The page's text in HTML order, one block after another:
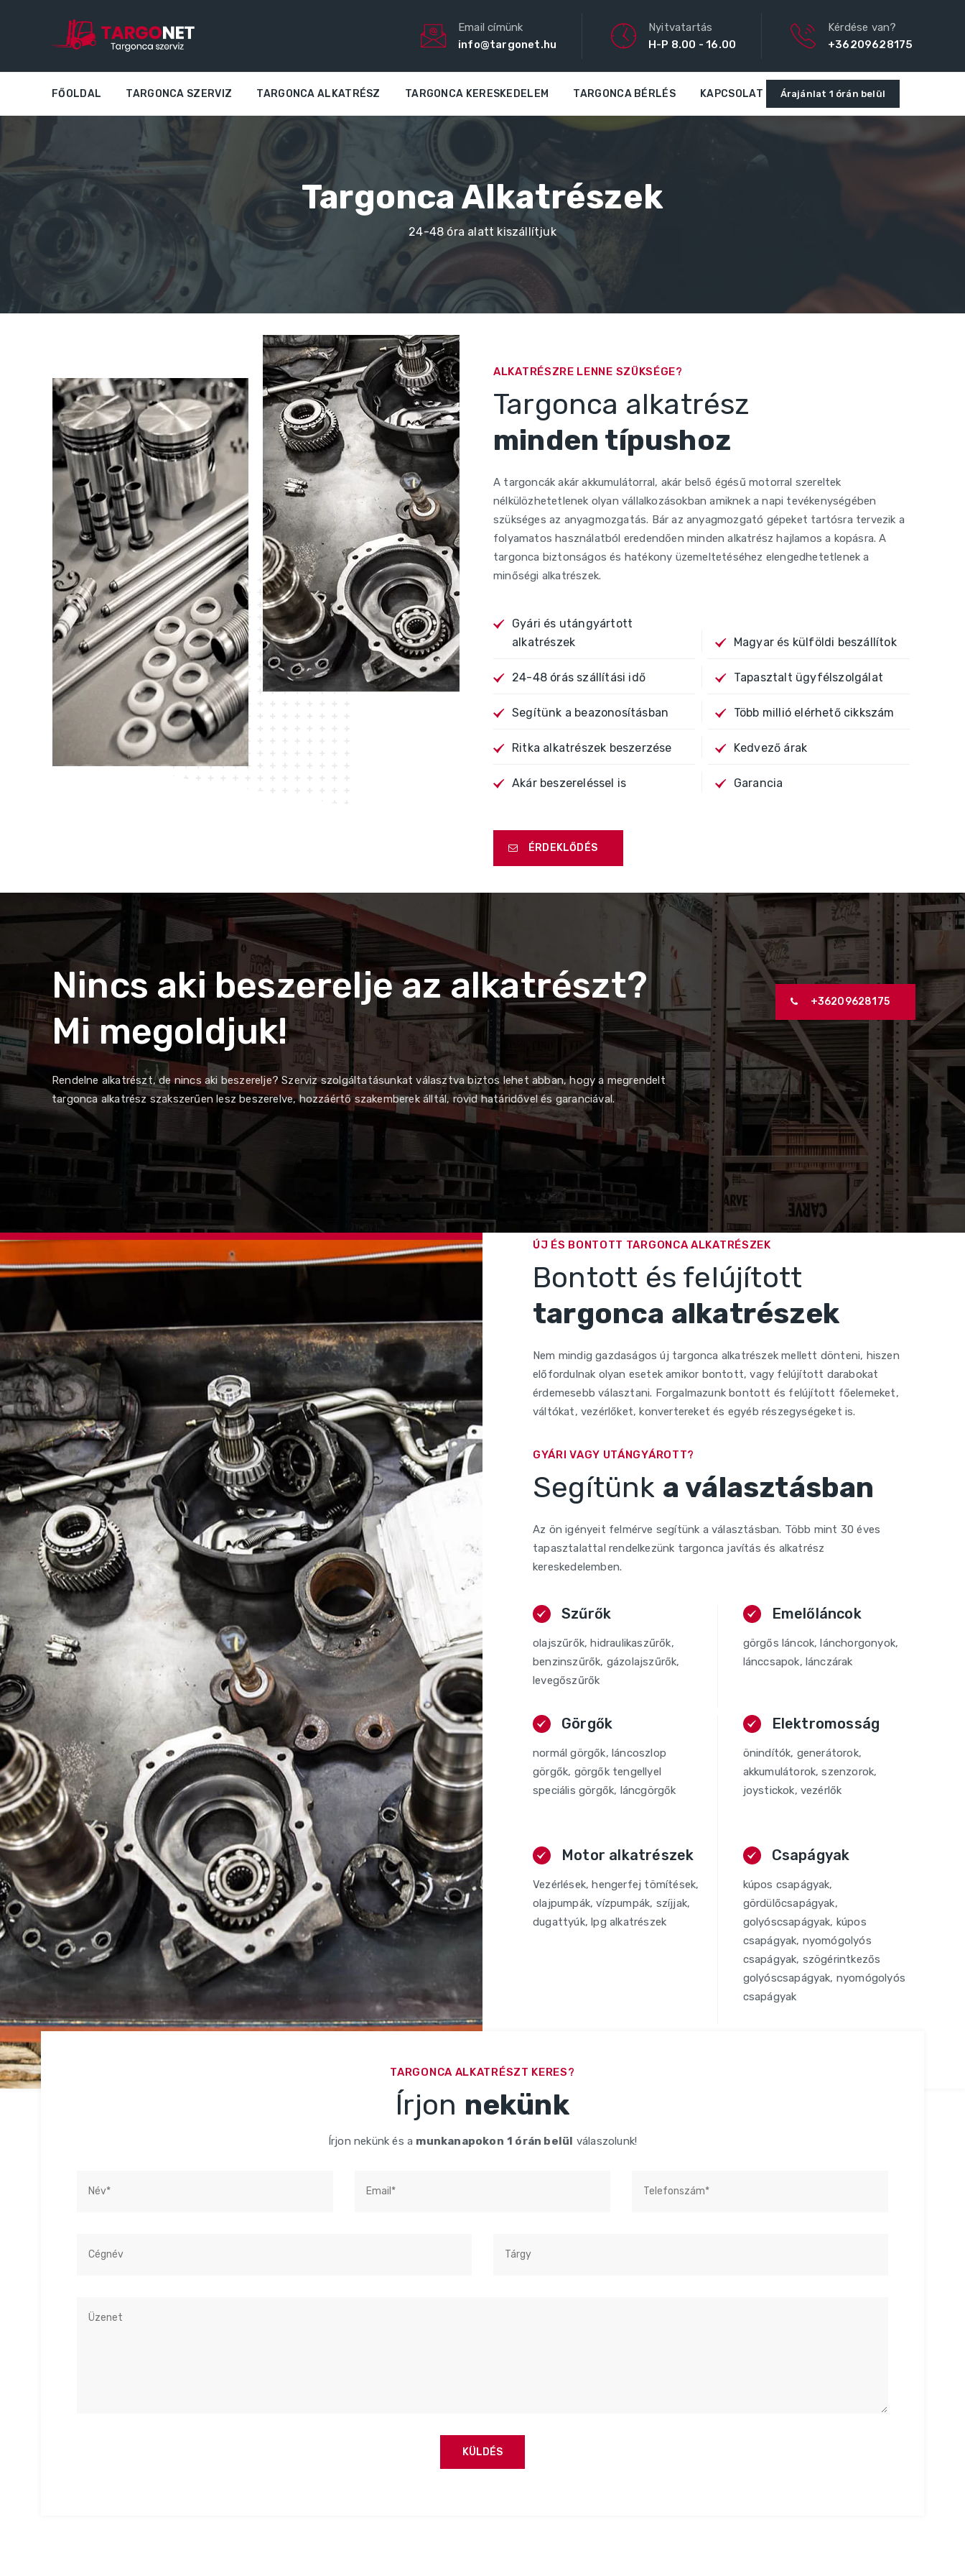
Email címünk
info@targonet.hu
Nyitvatartás
H-P 8.00 - 16.00
Kérdése van?
+36209628175
FŐOLDAL TARGONCA SZERVIZ TARGONCA ALKATRÉSZ TARGONCA KERESKEDELEM TARGONCA BÉRLÉS KAPCSOLAT Árajánlat 1 órán belül
Targonca Alkatrészek
24-48 óra alatt kiszállítjuk
ALKATRÉSZRE LENNE SZÜKSÉGE?
Targonca alkatrész
minden típushoz
A targoncák akár akkumulátorral, akár belső égésű motorral szereltek
nélkülözhetetlenek olyan vállalkozásokban amiknek a napi tevékenységében
szükséges az anyagmozgatás. Bár az anyagmozgató gépeket tartósra tervezik a
folyamatos használatból eredendően minden alkatrész hajlamos a kopásra. A
targonca biztonságos és hatékony üzemeltetéséhez elengedhetetlenek a
minőségi alkatrészek.
Gyári és utángyártott
alkatrészek
Magyar és külföldi beszállítok
24-48 órás szállítási idő Tapasztalt ügyfélszolgálat
Segítünk a beazonosításban Több millió elérhető cikkszám
Ritka alkatrészek beszerzése Kedvező árak
Akár beszereléssel is Garancia
ÉRDEKLŐDÉS
Nincs aki beszerelje az alkatrészt?
Mi megoldjuk!
Rendelne alkatrészt, de nincs aki beszerelje? Szerviz szolgáltatásunkat választva biztos lehet abban, hogy a megrendelt
targonca alkatrész szakszerűen lesz beszerelve, hozzáértő szakemberek álltál, rövid határidővel és garanciával.
+36209628175
ÚJ ÉS BONTOTT TARGONCA ALKATRÉSZEK
Bontott és felújított
targonca alkatrészek
Nem mindig gazdaságos új targonca alkatrészek mellett dönteni, hiszen
előfordulnak olyan esetek amikor bontott, vagy felújított darabokat
érdemesebb választani. Forgalmazunk bontott és felújított főelemeket,
váltókat, vezérlőket, konvertereket és egyéb részegységeket is.
GYÁRI VAGY UTÁNGYÁROTT?
Segítünk a választásban
Az ön igényeit felmérve segítünk a választásban. Több mint 30 éves
tapasztalattal rendelkezünk targonca javítás és alkatrész
kereskedelemben.
Szűrők
olajszűrők, hidraulikaszűrők,
benzinszűrők, gázolajszűrők,
levegőszűrők
Emelőláncok
görgős láncok, lánchorgonyok,
lánccsapok, lánczárak
Görgők
normál görgők, láncoszlop
görgők, görgők tengellyel
speciális görgők, láncgörgők
Elektromosság
önindítók, generátorok,
akkumulátorok, szenzorok,
joystickok, vezérlők
Motor alkatrészek
Vezérlések, hengerfej tömítések,
olajpumpák, vízpumpák, szíjjak,
dugattyúk, lpg alkatrészek
Csapágyak
kúpos csapágyak,
gördülőcsapágyak,
golyóscsapágyak, kúpos
csapágyak, nyomógolyós
csapágyak, szögérintkezős
golyóscsapágyak, nyomógolyós
csapágyak
TARGONCA ALKATRÉSZT KERES?
Írjon nekünk
Írjon nekünk és a munkanapokon 1 órán belül válaszolunk!